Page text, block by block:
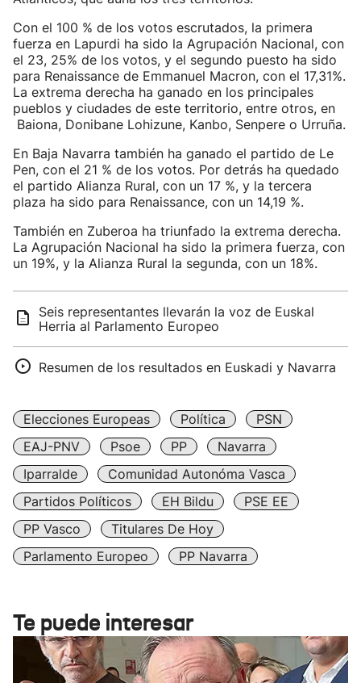
Con el 100 % de los votos escrutados, la primera
fuerza en Lapurdi ha sido la Agrupación Nacional, con
el 23, 25% de los votos, y el segundo puesto ha sido
para Renaissance de Emmanuel Macron, con el 17,31%.
La extrema derecha ha ganado en los principales
pueblos y ciudades de este territorio, entre otros, en
Baiona, Donibane Lohizune, Kanbo, Senpere o Urruña.
En Baja Navarra también ha ganado el partido de Le
Pen, con el 21 % de los votos. Por detrás ha quedado
el partido Alianza Rural, con un 17 %, y la tercera
plaza ha sido para Renaissance, con un 14,19 %.
También en Zuberoa ha triunfado la extrema derecha.
La Agrupación Nacional ha sido la primera fuerza, con
un 19%, y la Alianza Rural la segunda, con un 18%.
Seis representantes llevarán la voz de Euskal
Herria al Parlamento Europeo
Resumen de los resultados en Euskadi y Navarra
Elecciones Europeas Política
PSN
EAJ-PNV
Psoe PP
Navarra
Iparralde
Comunidad Autonóma Vasca
Partidos Políticos
EH Bildu
PSE EE
PP Vasco
Titulares De Hoy
Parlamento Europeo
PP Navarra
Te puede interesar